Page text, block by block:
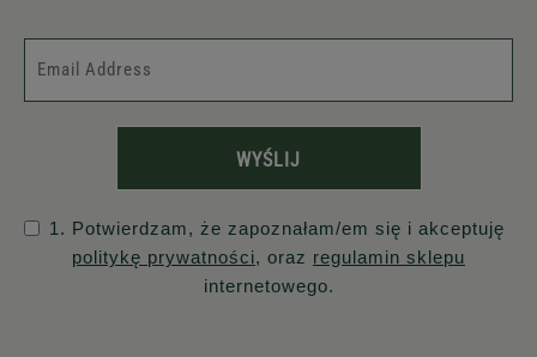
WYŚLIJ
1. Potwierdzam, że zapoznałam/em się i akceptuję
politykę prywatności, oraz regulamin sklepu
internetowego.